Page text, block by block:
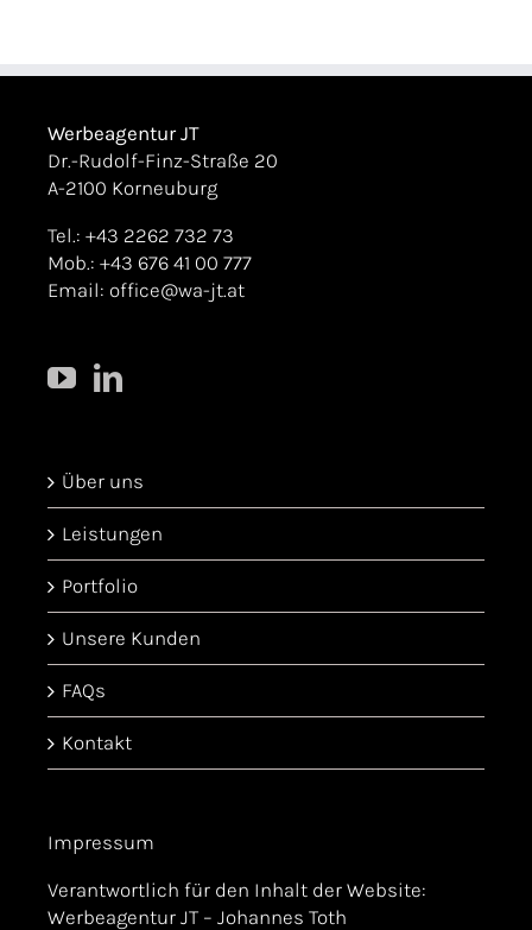
Werbeagentur JT
Dr.-Rudolf-Finz-Straße 20
A-2100 Korneuburg
Tel.: +43 2262 732 73
Mob.: +43 676 41 00 777
Email: office@wa-jt.at
Über uns
Leistungen
Portfolio
Unsere Kunden
FAQs
Kontakt
Impressum
Verantwortlich für den Inhalt der Website:
Werbeagentur JT – Johannes Toth